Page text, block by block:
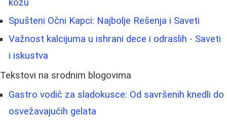
kožu
Spušteni Očni Kapci: Najbolje Rešenja i Saveti
Važnost kalcijuma u ishrani dece i odraslih - Saveti
i iskustva
Tekstovi na srodnim blogovima
Gastro vodič za sladokusce: Od savršenih knedli do
osvežavajućih gelata